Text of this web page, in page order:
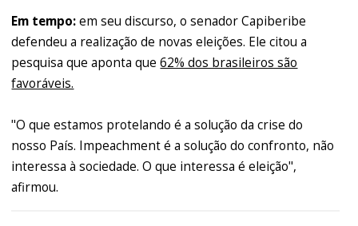
Em tempo:em seu discurso, o senador Capiberibe
defendeu a realização de novas eleições. Ele citou a
pesquisa que aponta que62% dos brasileiros são
favoráveis.
"O que estamos protelando é a solução da crise do
nosso País. Impeachment é a solução do confronto, não
interessa à sociedade. O que interessa é eleição",
afirmou.